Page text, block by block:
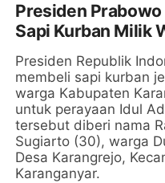
Presiden
Sapi Kurban Milik
Presiden Republik
membeli sapi kurban
warga Kabupaten
untuk perayaan Idul
tersebut diberi nama
Sugiarto (30), warga
Desa Karangrejo,
Karanganyar.